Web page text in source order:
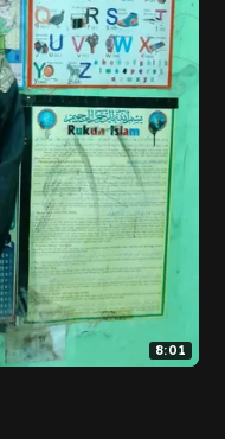
8:01